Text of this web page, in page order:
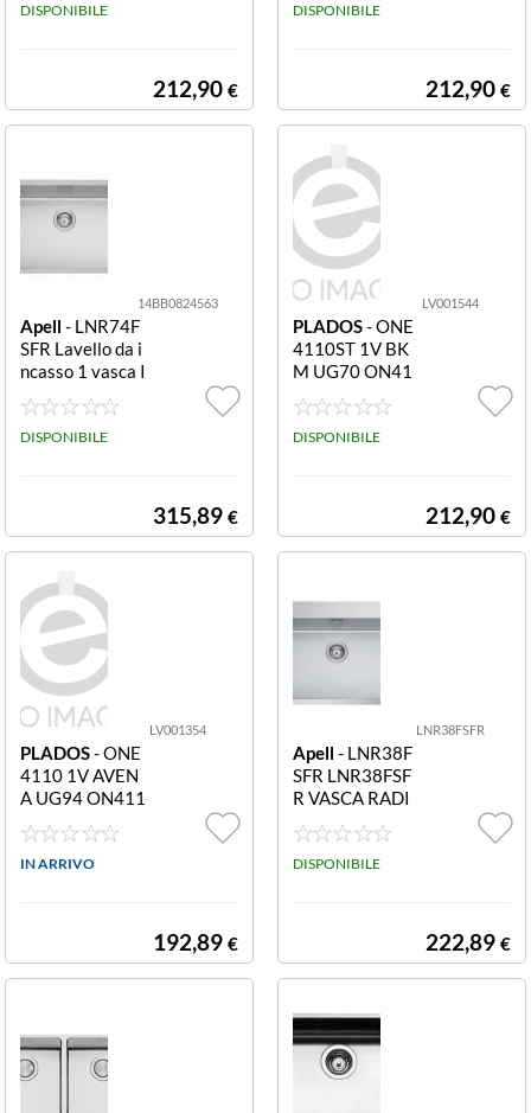
DISPONIBILE
212,90 €
DISPONIBILE
212,90 €
14BB0824563
Apell - LNR74F
SFR Lavello da i
ncasso 1 vasca I
nox LNR74FSFR
VASCONE RADI
US R12
DISPONIBILE
315,89 €
LV001544
PLADOS- ONE
4110ST 1V BK
M UG70 ON41
10ST
DISPONIBILE
212,90 €
LV001354
PLADOS- ONE
4110 1V AVEN
A UG94 ON411
0
IN ARRIVO
192,89 €
LNR38FSFR
Apell - LNR38F
SFR LNR38FSF
R VASCA RADI
US R12
DISPONIBILE
222,89 €